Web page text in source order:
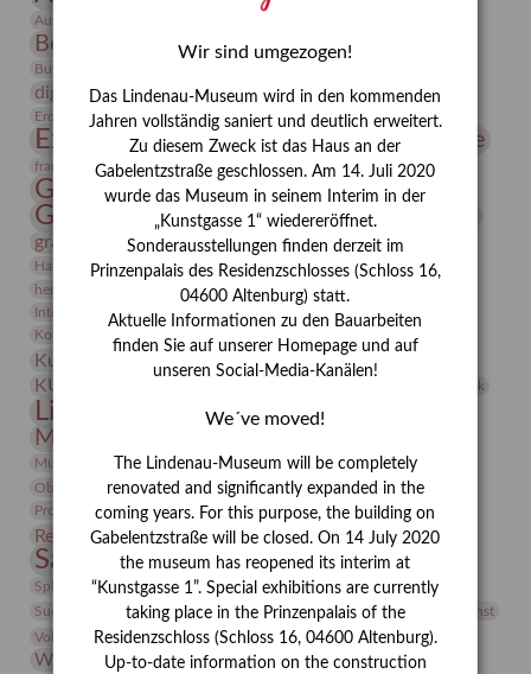
Ausstellung „Vier Winde“
Bernhard August von Lindenau
Burg Posterstein
digitallabor Entartete Kunst
Enteignung
Erdmann Julius Dietrich
Erlebnisportal estrusker Exlibris
Expressionismus Festrede Florenz Fotografie
frauen Frauen in der Antike und heute
Gerhard-Altenbourg-Preis
Gerhard Altenbourg
Gerhard Kurt Müller
grafische sammlung griechische Mythologie
Hanns-Conon von der Gabelentz Heinrich Kirchhoff Heldinnen
herman de vries Humboldt
Insekten
Integriertes Schädlingsmanagement
Jahresempfang
Kolosseum
Kunst
Kunstmuseum Kunstvermittlung Kunst von Kühl
KUNSTWAND Künstler Lehmbruck
Lindenau-Museum Marstall
Museumsgeschichte
Museumspädagogik Mäzen Napoleon Natur
Neue Remise
Objekt im Fokus
Paul Klee Peter Schnürpel Phelloplastik
Pohlhof
Provenienz
Provenienzforschung
Restaurierung Restitution Rudi Lesser Ruth Wolf-Rehfeld
Sammlung Samstagszeichner Skulptur
Sonderausstellung
Sphinx
studio Studio Bildende Kunst
studioDIGITAL
Suermondt-Ludwig-Museum
Vermittlung Video
Videokunst
Volontariat
Walter Rheiner Weihnachten Werefkin
Werkbetrachtung Winter Wissenschaft
Wolf and Dog
Wir sind umgezogen!
Das Lindenau-Museum wird in den kommenden
Jahren vollständig saniert und deutlich erweitert.
Zu diesem Zweck ist das Haus an der
Gabelentzstraße geschlossen. Am 14. Juli 2020
wurde das Museum in seinem Interim in der
„Kunstgasse 1“ wiedereröffnet.
Sonderausstellungen finden derzeit im
Prinzenpalais des Residenzschlosses (Schloss 16,
04600 Altenburg) statt.
Aktuelle Informationen zu den Bauarbeiten
finden Sie auf unserer Homepage und auf
unseren Social-Media-Kanälen!
We´ve moved!
The Lindenau-Museum will be completely
renovated and significantly expanded in the
coming years. For this purpose, the building on
Gabelentzstraße will be closed. On 14 July 2020
the museum has reopened its interim at
“Kunstgasse 1”. Special exhibitions are currently
taking place in the Prinzenpalais of the
Residenzschloss (Schloss 16, 04600 Altenburg).
Up-to-date information on the construction